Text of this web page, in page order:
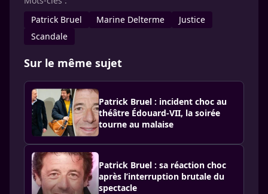
Patrick Bruel
Marine Delterme
Justice
Scandale
Sur le même sujet
Patrick Bruel : incident choc au
théâtre Édouard-VII, la soirée
tourne au malaise
Patrick Bruel : sa réaction choc
après l’interruption brutale du
spectacle